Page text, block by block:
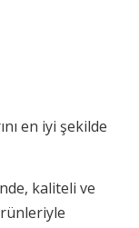
en iyi şekilde
kaliteli ve